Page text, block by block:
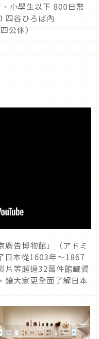
小學生以下 800日幣
四谷ひろば內
公休）
廣告博物館」（アドミ
日本從1603年～1867
片等超過32萬件館藏資
讓大家更全面了解日本